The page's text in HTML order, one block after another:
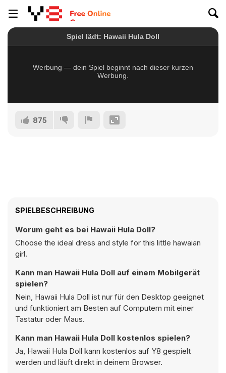
875
SPIELBESCHREIBUNG
Worum geht es bei Hawaii Hula Doll?
Choose the ideal dress and style for this little hawaian
girl.
Kann man Hawaii Hula Doll auf einem Mobilgerät
spielen?
Nein, Hawaii Hula Doll ist nur für den Desktop geeignet
und funktioniert am Besten auf Computern mit einer
Tastatur oder Maus.
Kann man Hawaii Hula Doll kostenlos spielen?
Ja, Hawaii Hula Doll kann kostenlos auf Y8 gespielt
werden und läuft direkt in deinem Browser.